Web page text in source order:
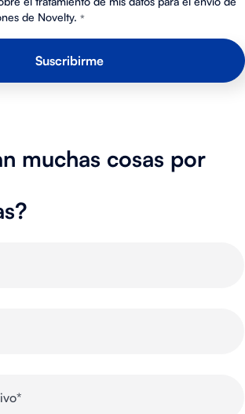
de Novelty. *
muchas cosas por